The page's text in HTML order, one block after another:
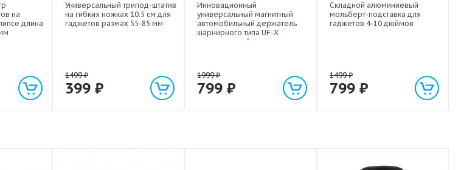
на
длина
Универсальный трипод-штатив
на гибких ножках 10.5 см для
гаджетов размах 55-85 мм
1499₽
399 ₽
Инновационный
универсальный магнитный
автомобильный держатель
шарнирного типа UF-X
экстрасильной фиксации для
1999₽
799₽
Складной алюминиевый
мольберт-подставка для
гаджетов 4-10 дюймов
1499₽
799 ₽